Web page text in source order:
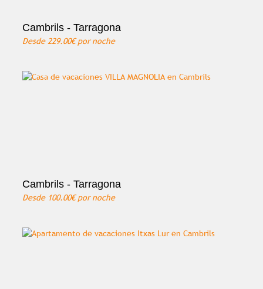
Cambrils - Tarragona
Desde 229.00€por noche
Cambrils - Tarragona
Desde 100.00€por noche